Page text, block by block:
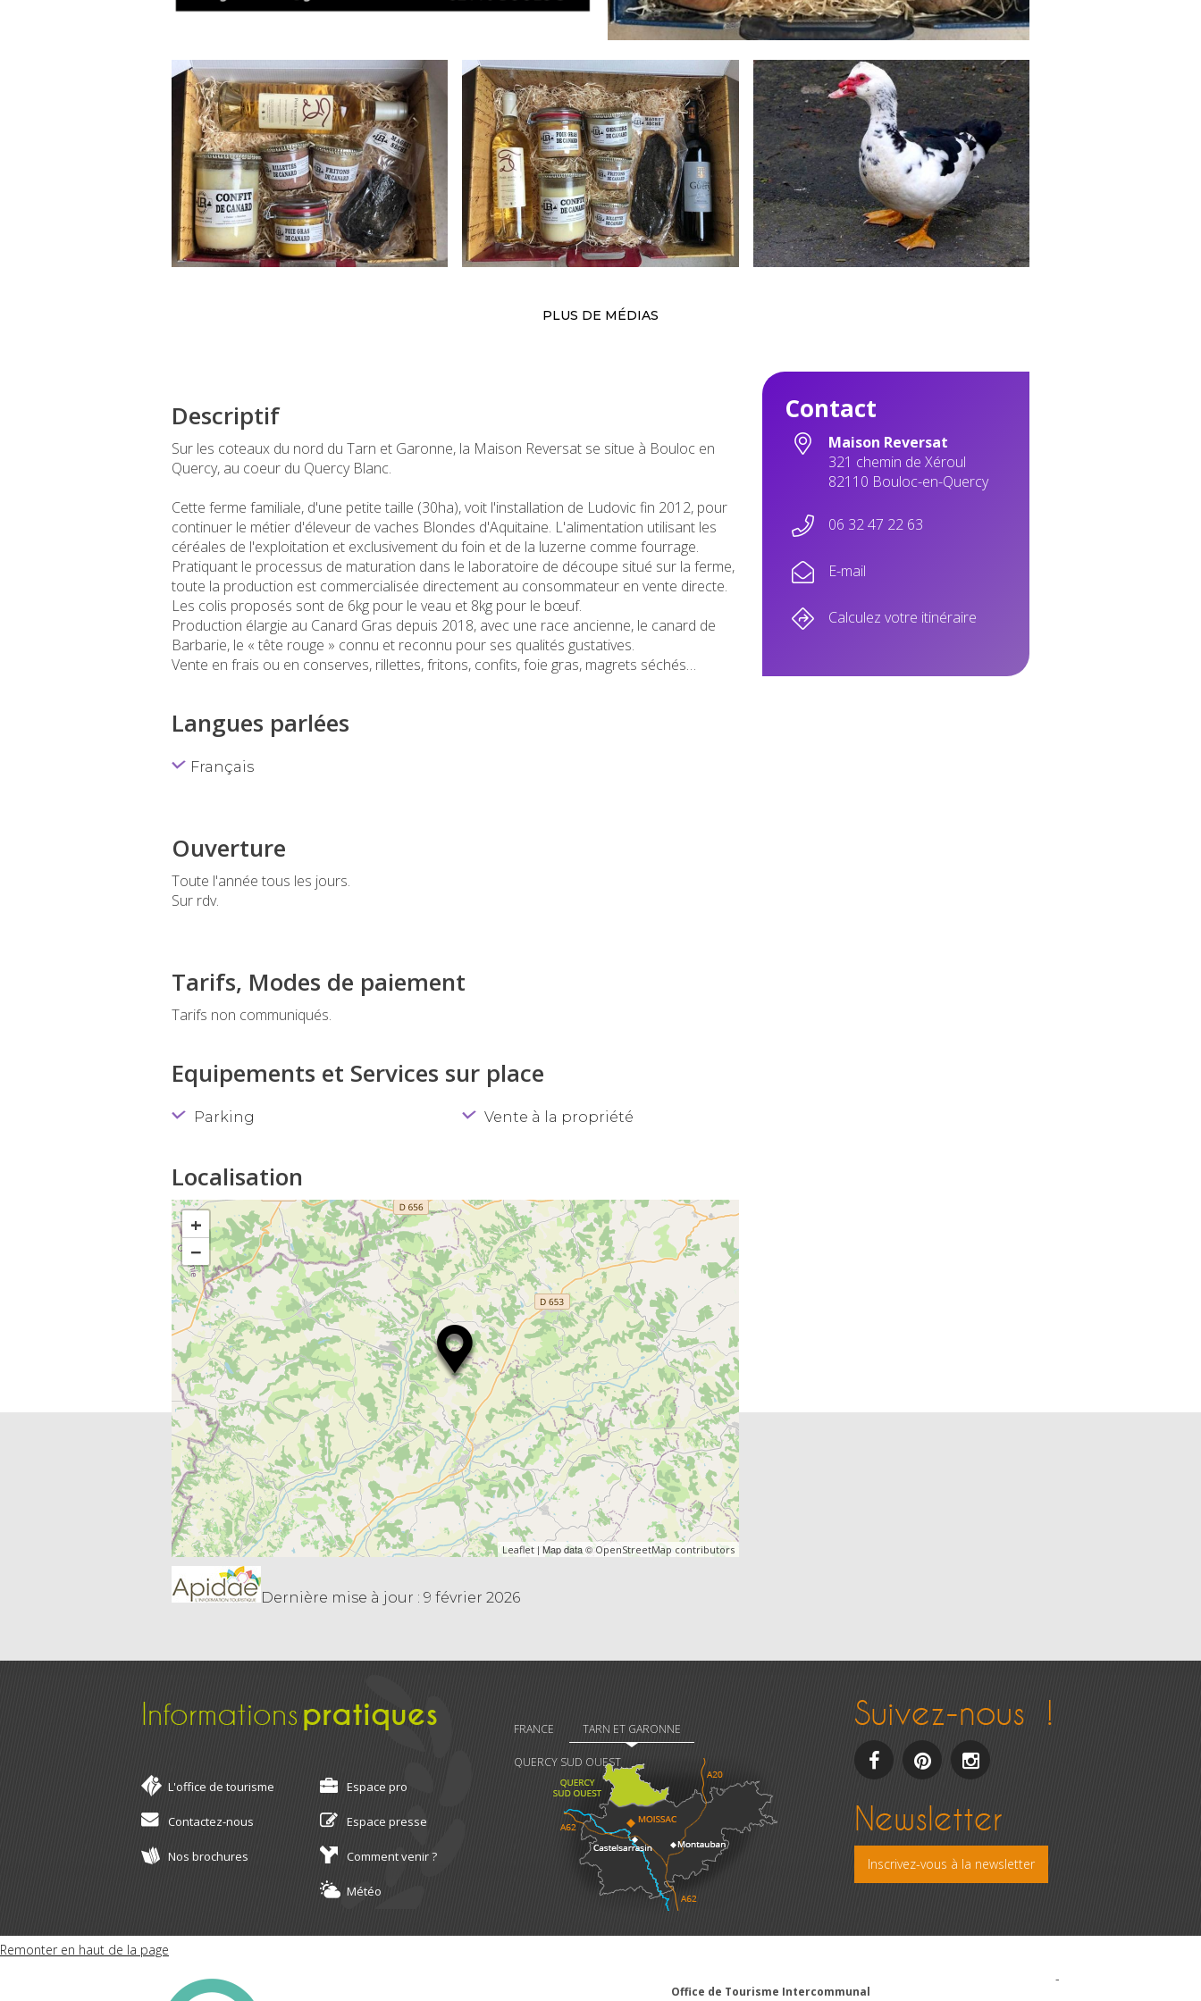
PLUS DE MÉDIAS
Descriptif
Sur les coteaux du nord du Tarn et Garonne, la Maison Reversat se situe à Bouloc en
Quercy, au coeur du Quercy Blanc.
Cette ferme familiale, d'une petite taille (30ha), voit l'installation de Ludovic fin 2012, pour
continuer le métier d'éleveur de vaches Blondes d'Aquitaine. L'alimentation utilisant les
céréales de l'exploitation et exclusivement du foin et de la luzerne comme fourrage.
Pratiquant le processus de maturation dans le laboratoire de découpe situé sur la ferme,
toute la production est commercialisée directement au consommateur en vente directe.
Les colis proposés sont de 6kg pour le veau et 8kg pour le bœuf.
Production élargie au Canard Gras depuis 2018, avec une race ancienne, le canard de
Barbarie, le « tête rouge » connu et reconnu pour ses qualités gustatives.
Vente en frais ou en conserves, rillettes, fritons, confits, foie gras, magrets séchés…
Langues parlées
Français
Ouverture
Toute l'année tous les jours.
Sur rdv.
Tarifs, Modes de paiement
Tarifs non communiqués.
Equipements et Services sur place
Parking Vente à la propriété
Localisation
+
−
Leaflet| Map data © OpenStreetMap contributors
Dernière mise à jour : 9 février 2026
Contact
Maison Reversat
321 chemin de Xéroul
82110 Bouloc-en-Quercy
06 32 47 22 63
E-mail
Calculez votre itinéraire
Informationspratiques
L'office de tourisme Espace pro
Contactez-nous Espace presse
Nos brochures Comment venir ?
Météo
FRANCE TARN ET GARONNE
QUERCY SUD OUEST
Suivez-nous !
facebookpinterest
Newsletter
Inscrivez-vous à la newsletter
Remonter en haut de la page
-
Office de Tourisme Intercommunal